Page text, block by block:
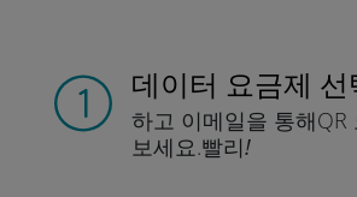
데이터 요금제 선
하고 이메일을 통해QR
보세요.빨리!